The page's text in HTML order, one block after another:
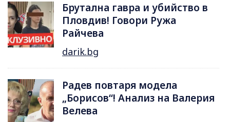
Брутална гавра и убийство в
Пловдив! Говори Ружа
Райчева
darik.bg
Радев повтаря модела
„Борисов“! Анализ на Валерия
Велева